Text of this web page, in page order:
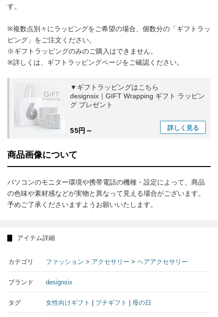
す。
※複数点別々にラッピングをご希望の場合、個数分の「ギフトラッ
ピング」をご注文ください。
※ギフトラッピングのみのご購入はできません。
※詳しくは、ギフトラッピングページをご確認ください。
▼ギフトラッピングはこちら
designsix｜GIFT Wrapping ギフト ラッピン
グ プレゼント
55円～ 詳しく 見る
商品画像について
パソコンのモニター環境や携帯電話の機種・設定によって、商品
の色味や素材感などが実物と異なって見える場合がございます。
予めご了承くださいますようお願いいたします。
アイテム詳細
カテゴリ ファッション > アクセサリー > ヘアアクセサリー
ブランド designsix
タグ 女性向けギフト プチギフト 母の日